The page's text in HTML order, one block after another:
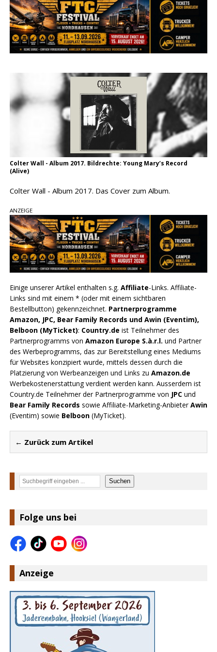
„Choosin‘ Texas“ gehört zu den größten Hits
aller Zeiten
pez veröffentlicht neue Single „Late Night
Talks“ – eine Hymne auf unvergessliche
Country Music Hot News – 9. August 2026:
Morgan Wallen, Dolly Parton und Riley Green im
Fokus
Colter Wall - Album 2017. Bildrechte: Young Mary’s Record
(Alive)
Colter Wall - Album 2017. Das Cover zum Album.
ANZEIGE
Einige unserer Artikel enthalten s.g. Affiliate-Links. Affiliate-
Links sind mit einem * (oder mit einem sichtbaren
Bestellbutton) gekennzeichnet. Partnerprogramme
Amazon, JPC, Bear Family Records und Awin (Eventim),
Belboon (MyTicket): Country.de ist Teilnehmer des
Partnerprogramms von Amazon Europe S.à.r.l. und Partner
des Werbeprogramms, das zur Bereitstellung eines Mediums
für Websites konzipiert wurde, mittels dessen durch die
Platzierung von Werbeanzeigen und Links zu Amazon.de
Werbekostenerstattung verdient werden kann. Ausserdem ist
Country.de Teilnehmer der Partnerprogramme von JPC und
Bear Family Records sowie Affiliate-Marketing-AnbieterAwin
(Eventim) sowie Belboon (MyTicket).
← Zurück zum Artikel
Suchen Suchen
Folge uns bei
Anzeige